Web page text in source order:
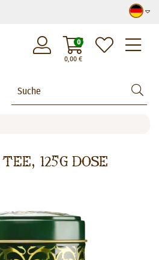
0,00€
0
125g Dose